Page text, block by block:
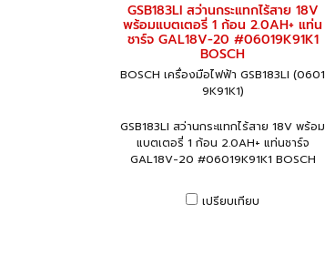
GSB183LI สว่านกระแทกไร้สาย 18V
พร้อมแบตเตอรี่ 1 ก้อน 2.0AH+ แท่น
ชาร์จ GAL18V-20 #06019K91K1
BOSCH
BOSCH เครื่องมือไฟฟ้า GSB183LI (0601
9K91K1)
GSB183LI สว่านกระแทกไร้สาย 18V พร้อม
แบตเตอรี่ 1 ก้อน 2.0AH+ แท่นชาร์จ
GAL18V-20 #06019K91K1 BOSCH
เปรียบเทียบ